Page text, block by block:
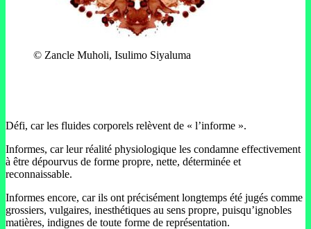
© Zancle Muholi, Isulimo Siyaluma
Défi, car les fluides corporels relèvent de « l’informe ».
Informes, car leur réalité physiologique les condamne effectivement
à être dépourvus de forme propre, nette, déterminée et
reconnaissable.
Informes encore, car ils ont précisément longtemps été jugés comme
grossiers, vulgaires, inesthétiques au sens propre, puisqu’ignobles
matières, indignes de toute forme de représentation.